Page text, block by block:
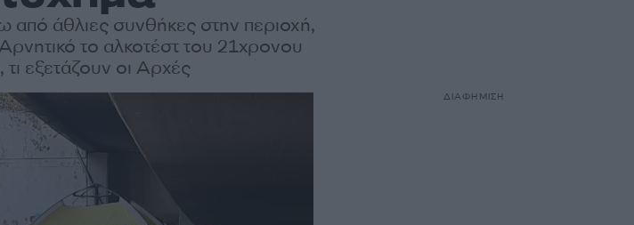
από άθλιες συνθήκες στην περιοχή,
το αλκοτέστ του 21χρονου
εξετάζουν οι Αρχές
ΔΙΑΦΗΜΙΣΗ